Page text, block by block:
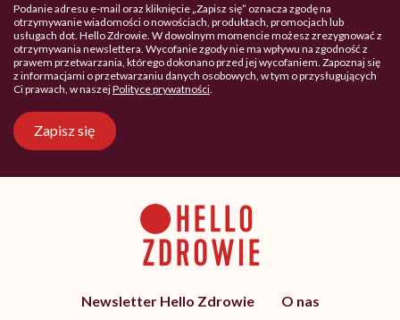
Podanie adresu e-mail oraz kliknięcie „Zapisz się” oznacza zgodę na
otrzymywanie wiadomości o nowościach, produktach, promocjach lub
usługach dot. Hello Zdrowie. W dowolnym momencie możesz zrezygnować z
otrzymywania newslettera. Wycofanie zgody nie ma wpływu na zgodność z
prawem przetwarzania, którego dokonano przed jej wycofaniem. Zapoznaj się
z informacjami o przetwarzaniu danych osobowych, w tym o przysługujących
Ci prawach, w naszejPolityce prywatności
Zapisz się
Newsletter Hello Zdrowie
O nas